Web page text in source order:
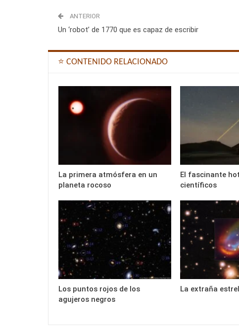
ANTERIOR
Un ‘robot’ de 1770 que es capaz de escribir
⭐ CONTENIDO RELACIONADO
La primera atmósfera en un
planeta rocoso
El fascinante
científicos
Los puntos rojos de los
agujeros negros
La extraña